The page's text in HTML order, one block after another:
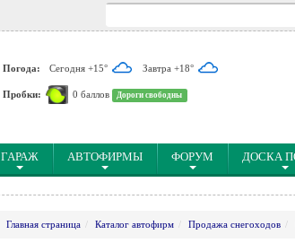
Погода: Сегодня +15° Завтра +18°
Пробки: 0 баллов Дороги свободны
ГАРАЖ АВТОФИРМЫ ФОРУМ ДОСКА
Главная страница Каталог автофирм Продажа снегоходов